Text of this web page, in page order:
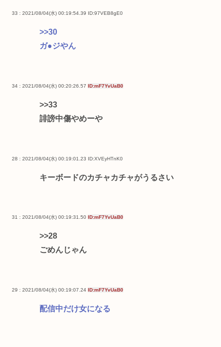
33 : 2021/08/04(水) 00:19:54.39 ID:97VEB8gE0
>>30
ガ●ジやん
34 : 2021/08/04(水) 00:20:26.57 ID:mF7YvUaB0
>>33
誹謗中傷やめーや
28 : 2021/08/04(水) 00:19:01.23 ID:XVEyHTnK0
キーボードのカチャカチャがうるさい
31 : 2021/08/04(水) 00:19:31.50 ID:mF7YvUaB0
>>28
ごめんじゃん
29 : 2021/08/04(水) 00:19:07.24 ID:mF7YvUaB0
配信中だけ女になる